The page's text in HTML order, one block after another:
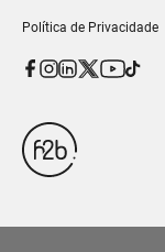
Política de Privacidade